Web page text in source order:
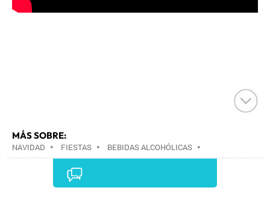
MÁS SOBRE:
NAVIDAD • FIESTAS • BEBIDAS ALCOHÓLICAS •
•GASTRONOMÍA•ALIMENTACIÓN•
•CULTURA